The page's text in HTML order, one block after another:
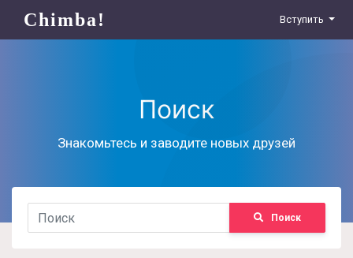
Chimba! Вступить
Поиск
Знакомьтесь и заводите новых друзей
Поиск